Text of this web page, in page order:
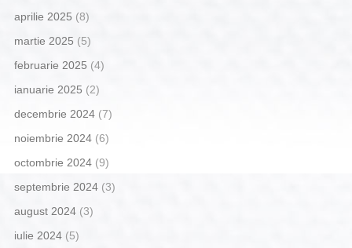
aprilie 2025 (8)
martie 2025 (5)
februarie 2025 (4)
ianuarie 2025 (2)
decembrie 2024(7)
noiembrie 2024(6)
octombrie 2024(9)
septembrie 2024(3)
august 2024(3)
iulie 2024(5)